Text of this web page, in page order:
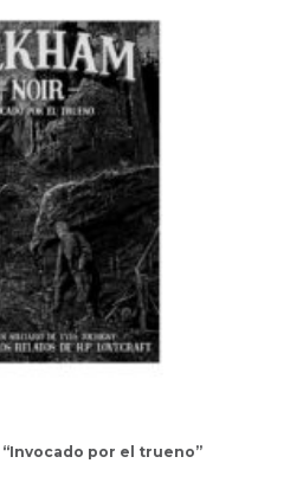
por el trueno”